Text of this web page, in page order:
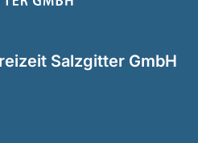
Salzgitter GmbH